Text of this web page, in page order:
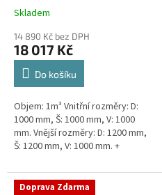
Průměrné
produktu
je
4,5
hvězdiček.
Skladem
14 890 Kč bez DPH
18 017 Kč
Do košíku
Objem: 1m³ Vnitřní rozměry: D:
1000 mm, Š: 1000 mm, V: 1000
mm. Vnější rozměry: D: 1200 mm,
Š: 1200 mm, V: 1000 mm. +
bez potřeby obetonování....
Doprava Zdarma